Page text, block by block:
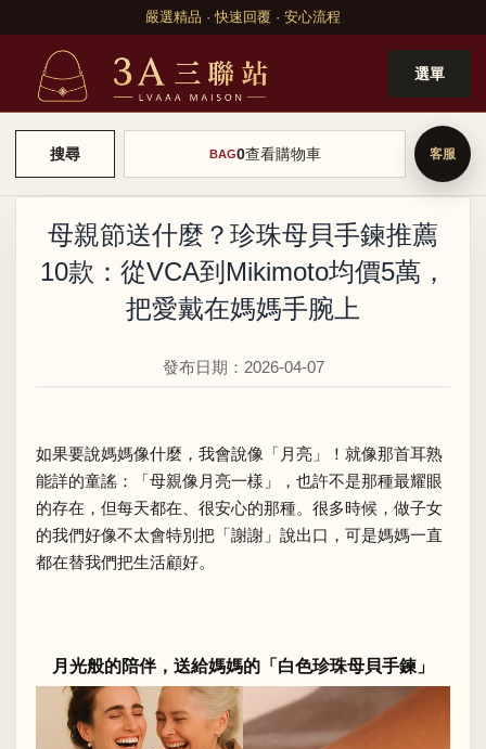
嚴選精品 · 快速回覆 · 安心流程
選單
搜尋 BAG0查看購物車
母親節送什麼？珍珠母貝手鍊推薦
10款：從VCA到Mikimoto均價5萬，
把愛戴在媽媽手腕上
發布日期：2026-04-07
如果要說媽媽像什麼，我會說像「月亮」！就像那首耳熟
能詳的童謠：「母親像月亮一樣」，也許不是那種最耀眼
的存在，但每天都在、很安心的那種。很多時候，做子女
的我們好像不太會特別把「謝謝」說出口，可是媽媽一直
都在替我們把生活顧好。
月光般的陪伴，送給媽媽的「白色珍珠母貝手鍊」